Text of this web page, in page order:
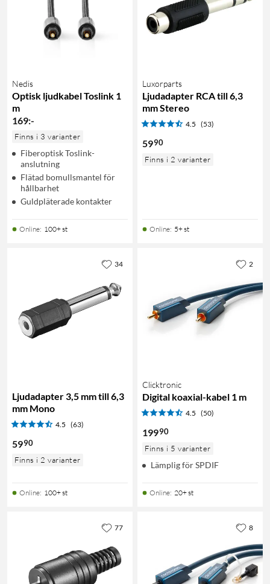
Nedis
Optisk ljudkabel Toslink 1
m
169:-
Finns i 3 varianter
Fiberoptisk Toslink-
anslutning
Flätad bomullsmantel för
hållbarhet
Guldpläterade kontakter
Online: 100+ st
Luxorparts
Ljudadapter RCA till 6,3
mm Stereo
4.5 (53)
5990
Finns i 2 varianter
Online: 5+ st
Ljudadapter 3,5 mm till 6,3
mm Mono
4.5 (63)
5990
Finns i 2 varianter
Online: 100+ st
34
Clicktronic
Digital koaxial-kabel 1 m
4.5 (50)
19990
Finns i 5 varianter
Lämplig för SPDIF
Online: 20+ st
2
77 8